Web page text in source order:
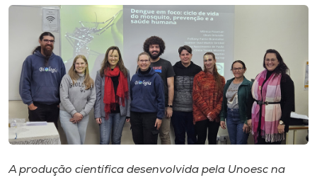
Diplomados
Cultura
CPA
A produção científica desenvolvida pela Unoesc na